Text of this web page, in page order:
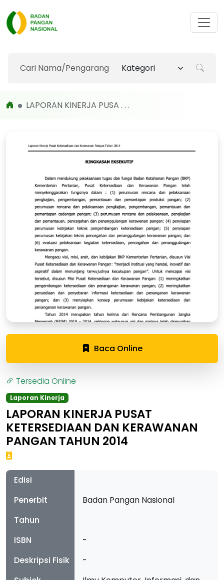
LAPORAN KINERJA PUSA . . .
Baca Online
Tersedia Online
Laporan Kinerja
LAPORAN KINERJA PUSAT
KETERSEDIAAN DAN KERAWANAN
PANGAN TAHUN 2014
Edisi
Penerbit
Badan Pangan Nasional
Tahun
ISBN
-
Deskripsi Fisik
-